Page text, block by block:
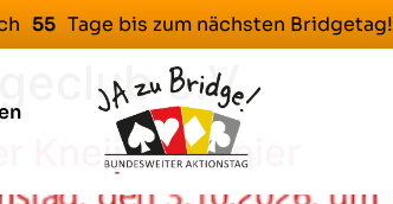
55 Tage bis zum nächsten Bridgetag!
e.V.
Kneipenturnier